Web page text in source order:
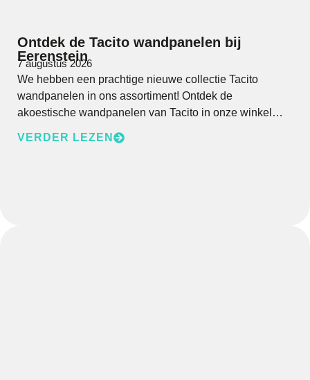
Ontdek de Tacito wandpanelen bij
Eerenstein
7 augustus 2026
We hebben een prachtige nieuwe collectie Tacito
wandpanelen in ons assortiment! Ontdek de
akoestische wandpanelen van Tacito in onze winkel…
VERDER LEZEN